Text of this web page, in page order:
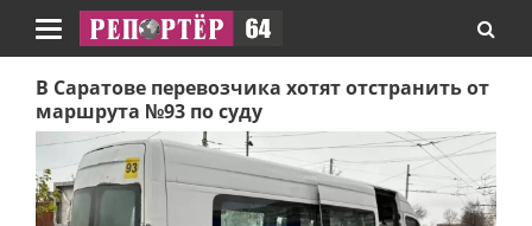
Навигация
В Саратове перевозчика хотят отстранить от
маршрута №93 по суду